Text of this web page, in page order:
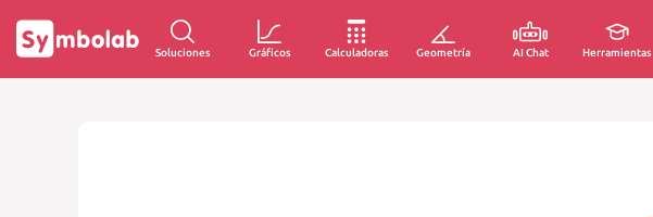
Soluciones Gráficos Calculadoras Geometría AI Chat Herramientas